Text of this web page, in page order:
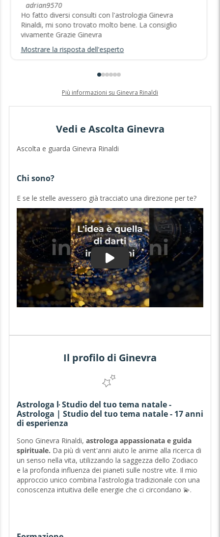
adrian9570
Ho fatto diversi consulti con l'astrologia Ginevra
Rinaldi, mi sono trovato molto bene. La consiglio
vivamente Grazie Ginevra
Mostrare la risposta dell'esperto
Più informazioni su Ginevra Rinaldi
Vedi e Ascolta Ginevra
Ascolta e guarda Ginevra Rinaldi
Chi sono?
E se le stelle avessero già tracciato una direzione per te?
Il profilo di Ginevra
Astrologa ŀ Studio del tuo tema natale -
Astrologa | Studio del tuo tema natale - 17 anni
di esperienza
Sono Ginevra Rinaldi, astrologa appassionatae guida
spirituale. Da più di vent'anni aiuto le anime alla ricerca di
un senso nella vita, utilizzando la saggezza dello Zodiaco
e la profonda influenza dei pianeti sulle nostre vite. Il mio
approccio unico combina l'astrologia tradizionale con una
conoscenza intuitiva delle energie che ci circondano 💫.